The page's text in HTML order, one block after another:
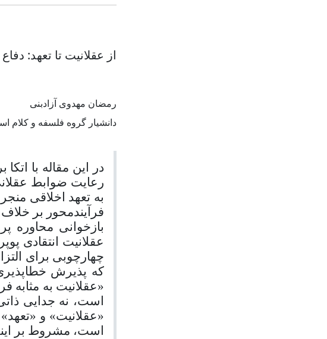
از عقلانیت تا تعهد:
رمضان مهدوی آزادبنی
دانشیار گروه فلسفه و کلام
در این مقاله با
رعایت ضوابط
به تعهد اخلاقی
فرآیندمحور بر
بازخوانی محاوره
عقلانیت انتقادی
چهارچوبی برای
که پذیرش
«عقلانیت به
است، نه جدایی
«عقلانیت» و
است، مشروط بر